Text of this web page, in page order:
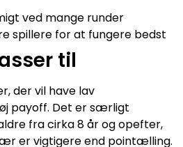
ved mange runder
spillere for at fungere bedst
til
der vil have lav
payoff. Det er særligt
fra cirka 8 år og opefter,
er vigtigere end pointælling.